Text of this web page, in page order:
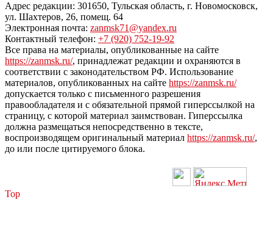
Адрес редакции: 301650, Тульская область, г. Новомосковск,
ул. Шахтеров, 26, помещ. 64
Электронная почта: zanmsk71@yandex.ru
Контактный телефон: +7 (920) 752-19-92
Все права на материалы, опубликованные на сайте
https://zanmsk.ru/, принадлежат редакции и охраняются в
соответствии с законодательством РФ. Использование
материалов, опубликованных на сайте https://zanmsk.ru/
допускается только с письменного разрешения
правообладателя и с обязательной прямой гиперссылкой на
страницу, с которой материал заимствован. Гиперссылка
должна размещаться непосредственно в тексте,
воспроизводящем оригинальный материал https://zanmsk.ru/,
до или после цитируемого блока.
Top